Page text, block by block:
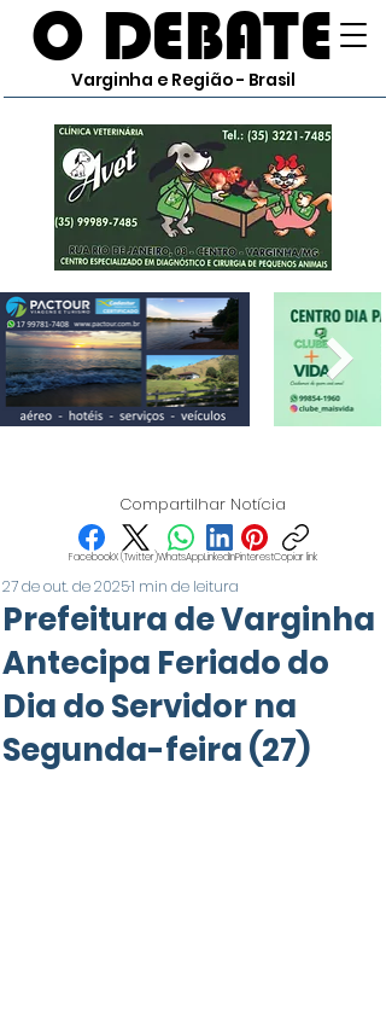
O DEBATE
Varginha e Região - Brasil
Compartilhar Notícia
FacebookX (Twitter)WhatsAppLinkedInPinterestCopiar link
Prefeitura de Varginha
Antecipa Feriado do
Dia do Servidor na
Segunda-feira (27)
27 de out. de 20251 min de leitura